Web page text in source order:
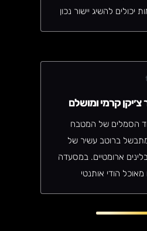
להשיג יישור נכון
מתחילים ועד
פיזיות.
צ׳יקן קרמי ומושלם
הסמלים של המטבח
ברוטב עשיר של
ארומטיים. במסעדה
הודי אותנטי